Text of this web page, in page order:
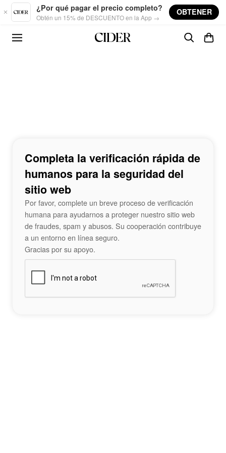
Skip to main content
¿Por qué pagar el precio completo?
Obtén un 15% de DESCUENTO en la App →
OBTENER
Completa la verificación rápida de
humanos para la seguridad del
sitio web
Por favor, complete un breve proceso de verificación
humana para ayudarnos a proteger nuestro sitio web
de fraudes, spam y abusos. Su cooperación contribuye
a un entorno en línea seguro.
Gracias por su apoyo.